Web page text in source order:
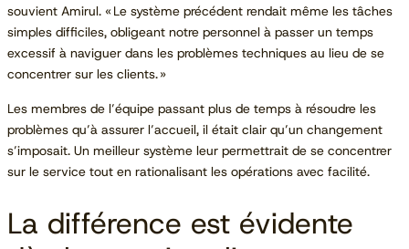
souvient Amirul. « Le système précédent rendait même les tâches
simples difficiles, obligeant notre personnel à passer un temps
excessif à naviguer dans les problèmes techniques au lieu de se
concentrer sur les clients. »
Les membres de l’équipe passant plus de temps à résoudre les
problèmes qu’à assurer l’accueil, il était clair qu’un changement
s’imposait. Un meilleur système leur permettrait de se concentrer
sur le service tout en rationalisant les opérations avec facilité.
La différence est évidente